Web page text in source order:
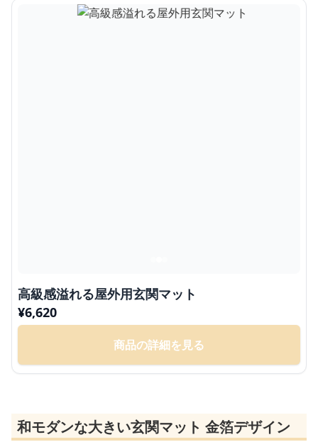
高級感溢れる屋外用玄関マット
¥6,620
商品の詳細を見る
和モダンな大きい玄関マット 金箔デザイン